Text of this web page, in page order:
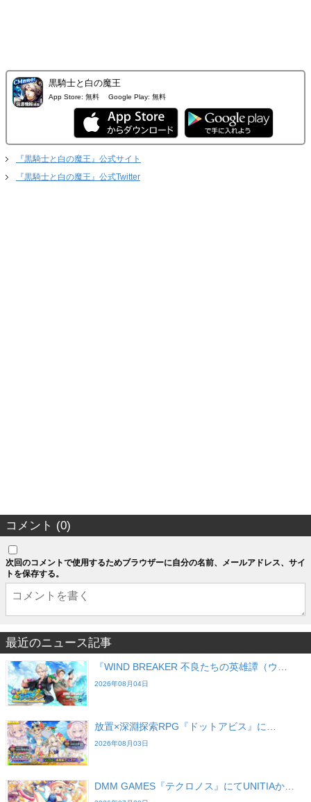
黒騎士と白の魔王
App Store: 無料 Google Play: 無料
『黒騎士と白の魔王』公式サイト
『黒騎士と白の魔王』公式Twitter
コメント (0)
次回のコメントで使用するためブラウザーに自分の名前、メールアドレス、サイ
トを保存する。
最近のニュース記事
『WIND BREAKER 不良たちの英雄譚（ウ…
2026年08月04日
放置×深淵探索RPG『ドットアビス』に…
2026年08月03日
DMM GAMES『テクロノス』にてUNITIAか…